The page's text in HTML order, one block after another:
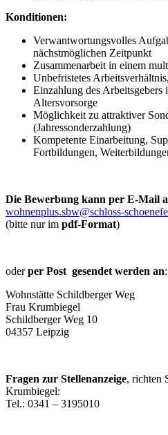
Konditionen:
Verwantwortungsvolles
nächstmöglichen Zeitpunkt
Zusammenarbeit in einem
Unbefristetes
Einzahlung des Arbeitsgebers
Altersvorsorge
Möglichkeit zu attraktiver
(Jahressonderzahlung)
Kompetente Einarbeitung,
Fortbildungen,
Die Bewerbung kann per E-Mail
wohnenplus.sbw@schloss-
(bitte nur im pdf-Format)
oderper Post gesendet werden an:
Wohnstätte Schildberger Weg
Frau Krumbiegel
Schildberger Weg 10
04357 Leipzig
Fragen zur Stellenanzeige, richten
Krumbiegel:
Tel.: 0341 – 3195010